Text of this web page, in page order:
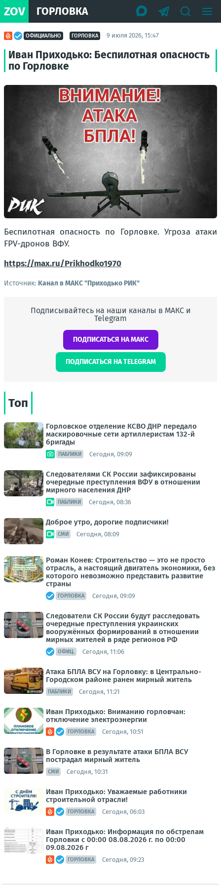
ZOV ГОРЛОВКА
ОФИЦИАЛЬНО ГОРЛОВКА 9 июля 2026, 15:47
Иван Приходько: Беспилотная опасность
по Горловке
Беспилотная опасность по Горловке. Угроза атаки
FPV-дронов ВФУ.
https://max.ru/Prikhodko1970
Источник: Канал в МАКС "Приходько РИК"
Подписывайтесь на наши каналы в МАКС и
Telegram
ПОДПИСАТЬСЯ НА МАКС
ПОДПИСАТЬСЯ НА TELEGRAM
Топ
Горловское отделение КСВО ДНР передало
маскировочные сети артиллеристам 132-й
бригады
ПАБЛИКИ Сегодня, 09:09
Следователями СК России зафиксированы
очередные преступления ВФУ в отношении
мирного населения ДНР
ПАБЛИКИ Сегодня, 08:36
Доброе утро, дорогие подписчики!
СМИ Сегодня, 08:09
Роман Конев: Строительство — это не просто
отрасль, а настоящий двигатель экономики, без
которого невозможно представить развитие
страны
ГОРЛОВКА Сегодня, 09:09
Следователи СК России будут расследовать
очередные преступления украинских
вооружённых формирований в отношении
мирных жителей в ряде регионов РФ
ОФИЦ. Сегодня, 11:06
Атака БПЛА ВСУ на Горловку: в Центрально-
Городском районе ранен мирный житель
ПАБЛИКИ Сегодня, 11:21
Иван Приходько: Вниманию горловчан:
отключение электроэнергии
ГОРЛОВКА Сегодня, 10:51
В Горловке в результате атаки БПЛА ВСУ
пострадал мирный житель
СМИ Сегодня, 10:31
Иван Приходько: Уважаемые работники
строительной отрасли!
ГОРЛОВКА Сегодня, 06:03
Иван Приходько: Информация по обстрелам
Горловки с 00:00 08.08.2026 г. по 00:00
09.08.2026 г
ГОРЛОВКА Сегодня, 09:23